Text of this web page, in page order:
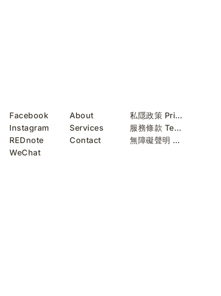
Facebook
Instagram
REDnote
WeChat
About
Services
Contact
私隱政策 Privacy Policy
服務條款 Terms of Use
無障礙聲明 Accessibility Statement